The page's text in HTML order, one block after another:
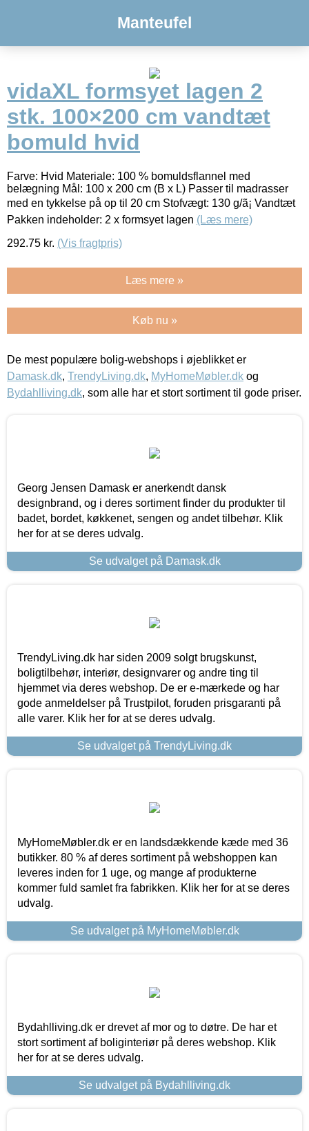
Manteufel
vidaXL formsyet lagen 2
stk. 100×200 cm vandtæt
bomuld hvid
Farve: Hvid Materiale: 100 % bomuldsflannel med
belægning Mål: 100 x 200 cm (B x L) Passer til madrasser
med en tykkelse på op til 20 cm Stofvægt: 130 g/ã¡ Vandtæt
Pakken indeholder: 2 x formsyet lagen (Læs mere)
292.75 kr. (Vis fragtpris)
Læs mere »
Køb nu »
De mest populære bolig-webshops i øjeblikket er
Damask.dk, TrendyLiving.dk, MyHomeMøbler.dk og
Bydahlliving.dk, som alle har et stort sortiment til gode priser.
Georg Jensen Damask er anerkendt dansk
designbrand, og i deres sortiment finder du produkter til
badet, bordet, køkkenet, sengen og andet tilbehør. Klik
her for at se deres udvalg.
Se udvalget på Damask.dk
TrendyLiving.dk har siden 2009 solgt brugskunst,
boligtilbehør, interiør, designvarer og andre ting til
hjemmet via deres webshop. De er e-mærkede og har
gode anmeldelser på Trustpilot, foruden prisgaranti på
alle varer. Klik her for at se deres udvalg.
Se udvalget på TrendyLiving.dk
MyHomeMøbler.dk er en landsdækkende kæde med 36
butikker. 80 % af deres sortiment på webshoppen kan
leveres inden for 1 uge, og mange af produkterne
kommer fuld samlet fra fabrikken. Klik her for at se deres
udvalg.
Se udvalget på MyHomeMøbler.dk
Bydahlliving.dk er drevet af mor og to døtre. De har et
stort sortiment af boliginteriør på deres webshop. Klik
her for at se deres udvalg.
Se udvalget på Bydahlliving.dk